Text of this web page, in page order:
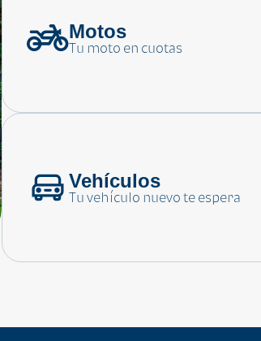
Motos
Tu moto en cuotas
Vehículos
Tu vehículo nuevo te espera